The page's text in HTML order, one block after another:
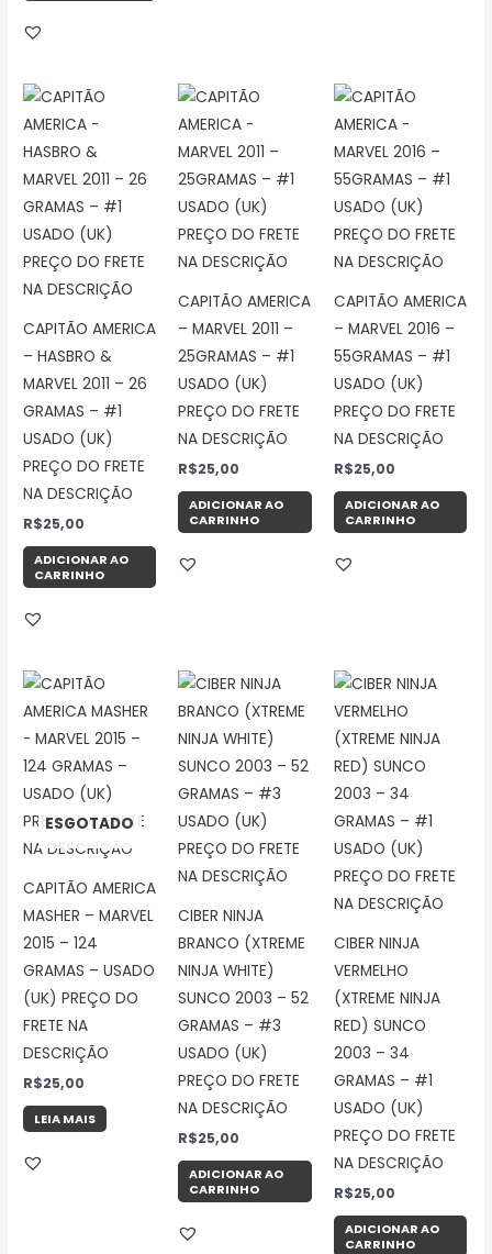
CAPITÃO AMERICA
– HASBRO &
MARVEL 2011 – 26
GRAMAS – #1
USADO (UK)
PREÇO DO FRETE
NA DESCRIÇÃO
R$25,00
ADICIONAR AO
CARRINHO
CAPITÃO AMERICA
– MARVEL 2011 –
25GRAMAS – #1
USADO (UK)
PREÇO DO FRETE
NA DESCRIÇÃO
R$25,00
ADICIONAR AO
CARRINHO
CAPITÃO AMERICA
– MARVEL 2016 –
55GRAMAS – #1
USADO (UK)
PREÇO DO FRETE
NA DESCRIÇÃO
R$25,00
ADICIONAR AO
CARRINHO
ESGOTADO
CAPITÃO AMERICA
MASHER – MARVEL
2015 – 124
GRAMAS – USADO
(UK) PREÇO DO
FRETE NA
DESCRIÇÃO
R$25,00
LEIA MAIS
CIBER NINJA
BRANCO (XTREME
NINJA WHITE)
SUNCO 2003 – 52
GRAMAS – #3
USADO (UK)
PREÇO DO FRETE
NA DESCRIÇÃO
R$25,00
ADICIONAR AO
CARRINHO
CIBER NINJA
VERMELHO
(XTREME NINJA
RED) SUNCO
2003 – 34
GRAMAS – #1
USADO (UK)
PREÇO DO FRETE
NA DESCRIÇÃO
R$25,00
ADICIONAR AO
CARRINHO